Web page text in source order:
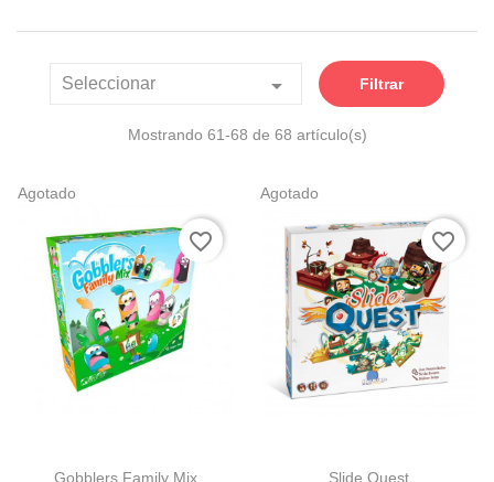
Seleccionar  Filtrar
Mostrando 61-68 de 68 artículo(s)
Agotado
Gobblers Family Mix
favorite_border
Agotado
Slide Quest
favorite_border